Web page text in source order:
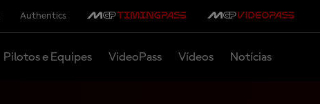
Authentics
Pilotos e Equipes VideoPass Vídeos Notícias